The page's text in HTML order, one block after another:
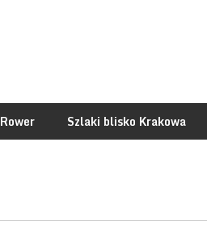
Rower Szlaki blisko Krakowa